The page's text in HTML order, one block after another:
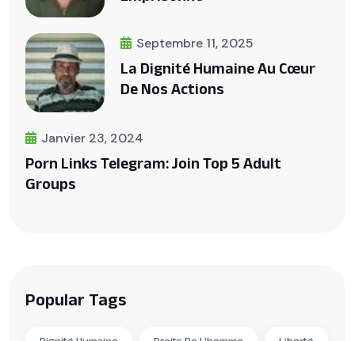
Septembre 11, 2025
La Dignité Humaine Au Cœur
De Nos Actions
Janvier 23, 2024
Porn Links Telegram: Join Top 5 Adult
Groups
Popular Tags